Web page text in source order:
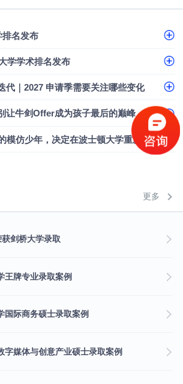
袭伦敦大学学院UCL录取案例解析
排名发布
学学术排名发布
代｜2027 申请季需要关注哪些变化
让牛剑Offer成为孩子最后的巅峰
钟美美：那个13岁的模仿少年，决定在波士顿大学重新定义自己
更多
剑桥大学录取
王牌专业录取案例
国际商务硕士录取案例
字媒体与创意产业硕士录取案例